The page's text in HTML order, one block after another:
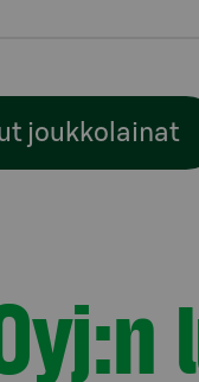
joukkolainat